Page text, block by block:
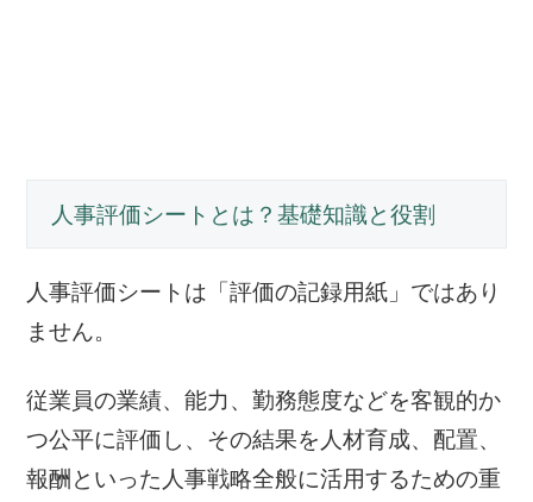
人事評価シートとは？基礎知識と役割
人事評価シートは「評価の記録用紙」ではあり
ません。
従業員の業績、能力、勤務態度などを客観的か
つ公平に評価し、その結果を人材育成、配置、
報酬といった人事戦略全般に活用するための重